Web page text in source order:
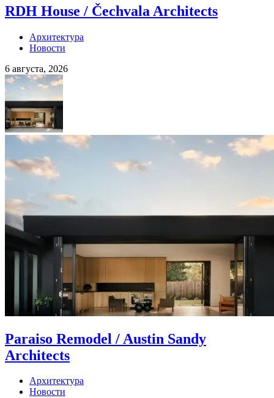
RDH House / Čechvala Architects
Архитектура
Новости
6 августа, 2026
Paraiso Remodel / Austin Sandy
Architects
Архитектура
Новости